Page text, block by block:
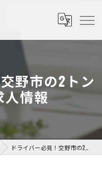
野市の2トン
人情報
ドライバー必見！交野市の2トントラック求人情報